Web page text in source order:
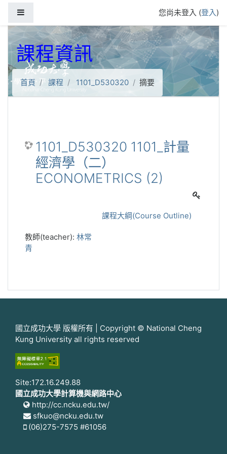
您尚未登入 (登入)
課程資訊
首頁 課程 1101_D530320 摘要
1101_D530320 1101_計量
經濟學（二）
ECONOMETRICS (2)
課程大綱(Course Outline)
教師(teacher): 林常
青
國立成功大學 版權所有 | Copyright © National Cheng
Kung University all rights reserved
Site:172.16.249.88
國立成功大學計算機與網路中心
http://cc.ncku.edu.tw/
sfkuo@ncku.edu.tw
(06)275-7575 #61056